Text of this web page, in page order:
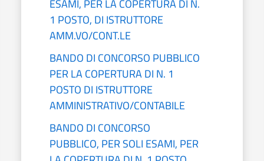
ESAMI, PER LA COPERTURA DI N.
1 POSTO, DI ISTRUTTORE
AMM.VO/CONT.LE
BANDO DI CONCORSO PUBBLICO
PER LA COPERTURA DI N. 1
POSTO DI ISTRUTTORE
AMMINISTRATIVO/CONTABILE
BANDO DI CONCORSO
PUBBLICO, PER SOLI ESAMI, PER